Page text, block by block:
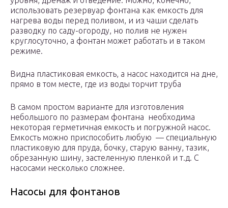
использовать резервуар фонтана как емкость для
нагрева воды перед поливом, и из чаши сделать
разводку по саду-огороду, но полив не нужен
круглосуточно, а фонтан может работать и в таком
режиме.
Видна пластиковая емкость, а насос находится на дне,
прямо в том месте, где из воды торчит труба
В самом простом варианте для изготовления
небольшого по размерам фонтана необходима
некоторая герметичная емкость и погружной насос.
Емкость можно приспособить любую — специальную
пластиковую для пруда, бочку, старую ванну, тазик,
обрезанную шину, застеленную пленкой и т.д. С
насосами несколько сложнее.
Насосы для фонтанов